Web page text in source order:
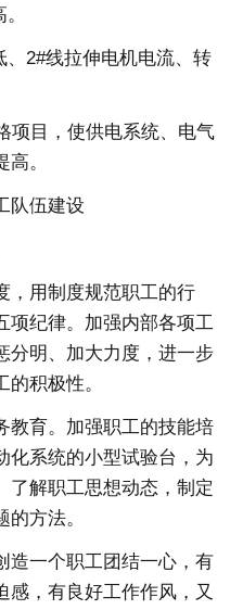
2#线拉伸电机电流、转
目，使供电系统、电气
。
队伍建设
用制度规范职工的行
项纪律。加强内部各项工
分明、加大力度，进一步
积极性。
育。加强职工的技能培
化系统的小型试验台，为
了解职工思想动态，制定
方法。
一个职工团结一心，有
感，有良好工作作风，又